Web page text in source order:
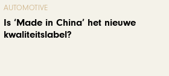
AUTOMOTIVE
Is ‘Made in China’ het nieuwe
kwaliteitslabel?